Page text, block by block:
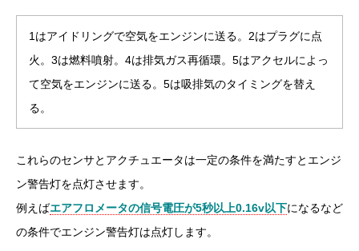
1はアイドリングで空気をエンジンに送る。2はプラグに点
火。3は燃料噴射。4は排気ガス再循環。5はアクセルによっ
て空気をエンジンに送る。5は吸排気のタイミングを替え
る。
これらのセンサとアクチュエータは一定の条件を満たすとエンジ
ン警告灯を点灯させます。
例えばエアフロメータの信号電圧が5秒以上0.16v以下になるなど
の条件でエンジン警告灯は点灯します。